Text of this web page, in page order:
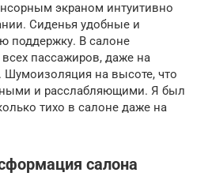
экраном интуитивно
Сиденья удобные и
поддержку. В салоне
пассажиров, даже на
Шумоизоляция на высоте, что
и расслабляющими. Я был
тихо в салоне даже на
салона